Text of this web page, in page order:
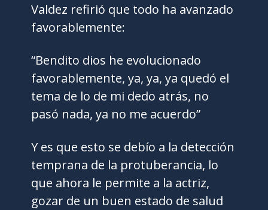
Valdez refirió que todo ha avanzado
favorablemente:
“Bendito dios he evolucionado
favorablemente, ya, ya, ya quedó el
tema de lo de mi dedo atrás, no
pasó nada, ya no me acuerdo”
Y es que esto se debío a la detección
temprana de la protuberancia, lo
que ahora le permite a la actriz,
gozar de un buen estado de salud